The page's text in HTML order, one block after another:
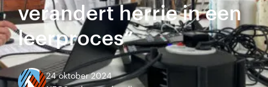
verandert herrie in een
leerproces”
24 oktober 2024